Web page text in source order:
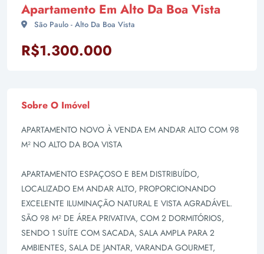
Apartamento Em Alto Da Boa Vista
São Paulo - Alto Da Boa Vista
R$1.300.000
Sobre O Imóvel
APARTAMENTO NOVO À VENDA EM ANDAR ALTO COM 98
M² NO ALTO DA BOA VISTA
APARTAMENTO ESPAÇOSO E BEM DISTRIBUÍDO,
LOCALIZADO EM ANDAR ALTO, PROPORCIONANDO
EXCELENTE ILUMINAÇÃO NATURAL E VISTA AGRADÁVEL.
SÃO 98 M² DE ÁREA PRIVATIVA, COM 2 DORMITÓRIOS,
SENDO 1 SUÍTE COM SACADA, SALA AMPLA PARA 2
AMBIENTES, SALA DE JANTAR, VARANDA GOURMET,